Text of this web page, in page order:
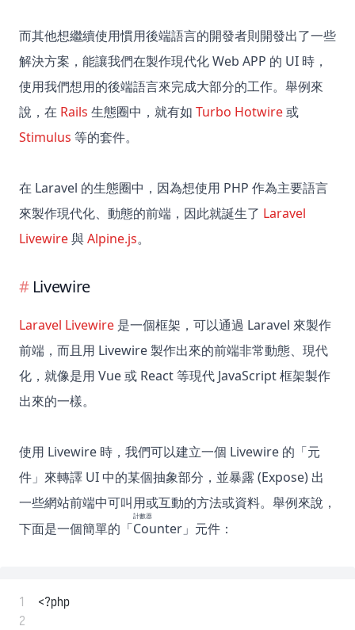
而其他想繼續使用慣用後端語言的開發者則開發出了一些
解決方案，能讓我們在製作現代化 Web APP 的 UI 時，
使用我們想用的後端語言來完成大部分的工作。舉例來
說，在 Rails 生態圈中，就有如 Turbo Hotwire或
Stimulus 等的套件。
在 Laravel 的生態圈中，因為想使用 PHP 作為主要語言
來製作現代化、動態的前端，因此就誕生了 Laravel
Livewire與Alpine.js。
Livewire
Laravel Livewire 是一個框架，可以通過 Laravel 來製作
前端，而且用 Livewire 製作出來的前端非常動態、現代
化，就像是用 Vue 或 React 等現代 JavaScript 框架製作
出來的一樣。
使用 Livewire 時，我們可以建立一個 Livewire 的「元
件」來轉譯 UI 中的某個抽象部分，並暴露 (Expose) 出
一些網站前端中可叫用或互動的方法或資料。舉例來說，
下面是一個簡單的「Counter
計數器
」元件：
1
<?php
2